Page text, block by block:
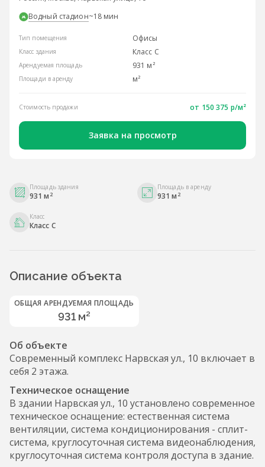
Водный стадион~18 мин
Тип помещения Офисы
Класс здания Класс С
Арендуемая площадь 931 м²
Площади в аренду м²
Стоимость продажи от 150 375 р/м²
Заявка на просмотр
Площадь здания
931 м 2
Площадь в аренду
931 м 2
Класс
Класс С
Описание объекта
ОБЩАЯ АРЕНДУЕМАЯ ПЛОЩАДЬ
931 м²
Об объекте
Современный комплекс Нарвская ул., 10 включает в
себя 2 этажа.
Техническое оснащение
В здании Нарвская ул., 10 установлено современное
техническое оснащение: естественная система
вентиляции, система кондиционирования - сплит-
система, круглосуточная система видеонаблюдения,
круглосуточная система контроля доступа в здание.